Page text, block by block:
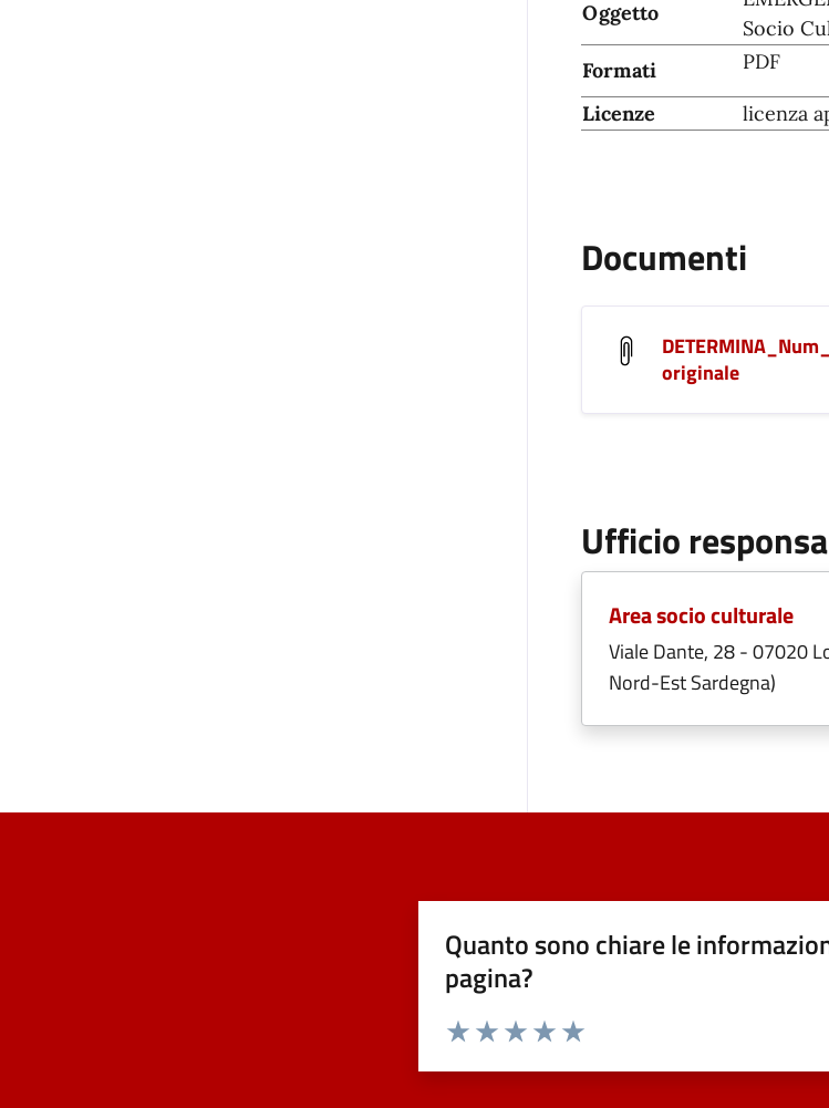
Oggetto
Socio
Formati
PDF
Licenze licenza
Documenti
originale
Ufficio
Area socio culturale
Viale Dante, 28 - 07020
Nord-Est Sardegna)
Quanto sono chiare le
pagina?